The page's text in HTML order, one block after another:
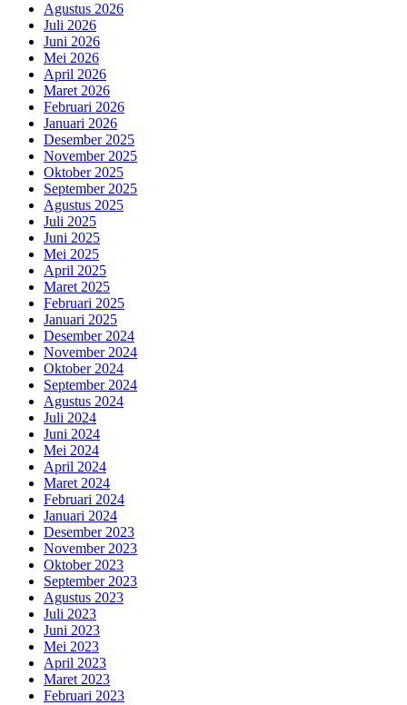
Agustus 2026
Juli 2026
Juni 2026
Mei 2026
April 2026
Maret 2026
Februari 2026
Januari 2026
Desember 2025
November 2025
Oktober 2025
September 2025
Agustus 2025
Juli 2025
Juni 2025
Mei 2025
April 2025
Maret 2025
Februari 2025
Januari 2025
Desember 2024
November 2024
Oktober 2024
September 2024
Agustus 2024
Juli 2024
Juni 2024
Mei 2024
April 2024
Maret 2024
Februari 2024
Januari 2024
Desember 2023
November 2023
Oktober 2023
September 2023
Agustus 2023
Juli 2023
Juni 2023
Mei 2023
April 2023
Maret 2023
Februari 2023